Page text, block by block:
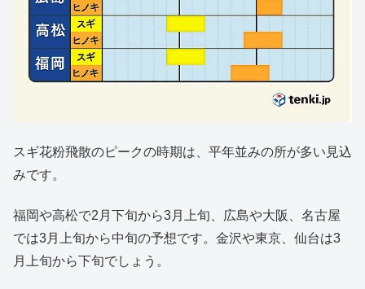
スギ花粉飛散のピークの時期は、平年並みの所が多い見込
みです。
福岡や高松で2月下旬から3月上旬、広島や大阪、名古屋
では3月上旬から中旬の予想です。金沢や東京、仙台は3
月上旬から下旬でしょう。